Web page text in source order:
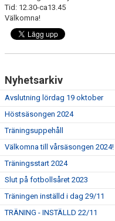
Tid: 12.30-ca13.45
Välkomna!
Nyhetsarkiv
Avslutning lördag 19 oktober
Höstsäsongen 2024
Träningsuppehåll
Välkomna till vårsäsongen 2024!
Träningsstart 2024
Slut på fotbollsåret 2023
Träningen inställd i dag 29/11
TRÄNING - INSTÄLLD 22/11